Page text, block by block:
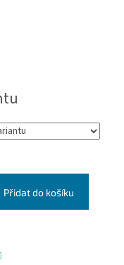
Přidat do košíku